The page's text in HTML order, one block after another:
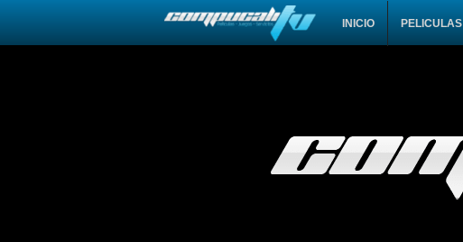
INICIO PELICULAS